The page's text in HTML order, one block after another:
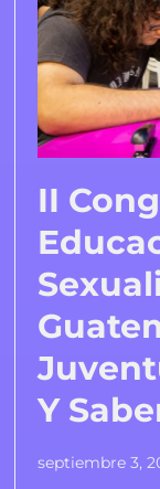
II
Y
septiembre 3,